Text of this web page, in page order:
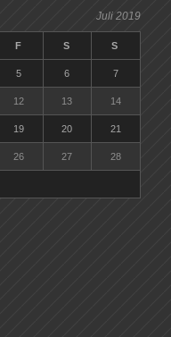
Juli 2019
F S S
5 6 7
12 13 14
19 20 21
26 27 28